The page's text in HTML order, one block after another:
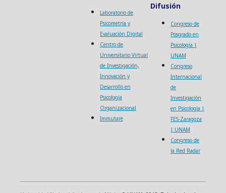
Laboratorio de
Psicometría y
Evaluación Digital
Centro de
Universitario Virtual
de Investigación,
Innovación y
Desarrollo en
Psicología
Organizacional
Immutare
Difusión
Congreso de
Posgrado en
Psicología |
UNAM
Congreso
Internacional
de
Investigación
en Psicología |
FES-Zaragoza
| UNAM
Congreso de
la Red Radar